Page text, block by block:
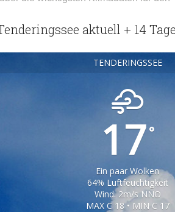
aktuell + 14
TENDERINGSSEE
17°
Ein paar Wolken
64% Luftfeuchtigkeit
Wind: 2m/s NNO
MAX C 18 • MIN C 17